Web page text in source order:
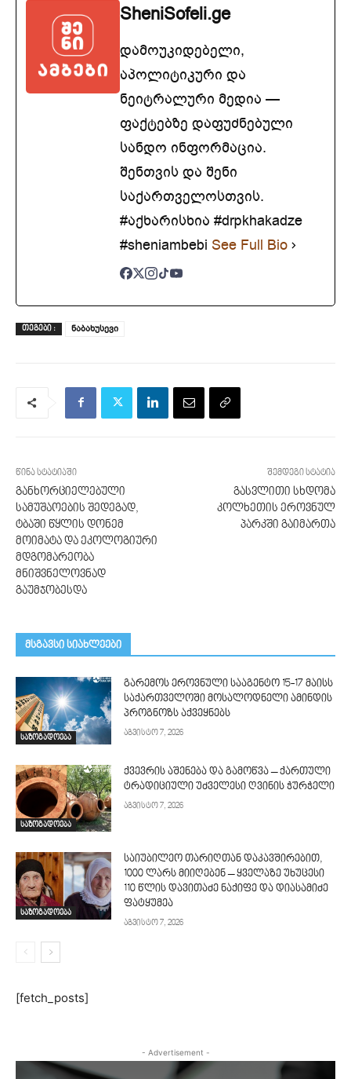
SheniSofeli.ge
დამოუკიდებელი,
აპოლიტიკური და
ნეიტრალური მედია —
ფაქტებზე დაფუძნებული
სანდო ინფორმაცია.
შენთვის და შენი
საქართველოსთვის.
#აქხარისხია #drpkhakadze
#sheniambebi See Full Bio
ᲗᲔᲒᲔᲑᲘ : ნაბახუსევი
წინა სტატიაში
განხორციელებული
სამუშაოების შედეგად,
ტბაში წყლის დონემ
მოიმატა და ეკოლოგიური
მდგომარეობა
მნიშვნელოვნად
გაუმჯობესდა
შემდეგი სტატია
გასვლითი სხდომა
კოლხეთის ეროვნულ
პარკში გაიმართა
მსგავსი სიახლეები
საზოგადოება
გარემოს ეროვნული სააგენტო 15-17 მაისს
საქართველოში მოსალოდნელი ამინდის
პროგნოზს აქვეყნებს
აგვისტო 7, 2026
საზოგადოება
ქვევრის აშენება და გამოწვა – ქართული
ტრადიციული უძველესი ღვინის ჭურჭელი
აგვისტო 7, 2026
საზოგადოება
საიუბილეო თარიღთან დაკავშირებით,
1000 ლარს მიიღებენ – ყველაზე უხუცესი
110 წლის დავითაძე ნაქიფე და დიასამიძე
ფატყუმეა
აგვისტო 7, 2026
[fetch_posts]
- Advertisement -